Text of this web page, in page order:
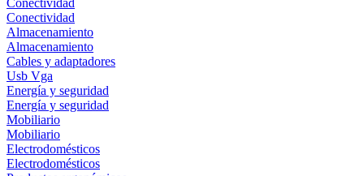
Conectividad
Conectividad
Almacenamiento
Almacenamiento
Cables y adaptadores
Usb Vga
Energía y seguridad
Energía y seguridad
Mobiliario
Mobiliario
Electrodomésticos
Electrodomésticos